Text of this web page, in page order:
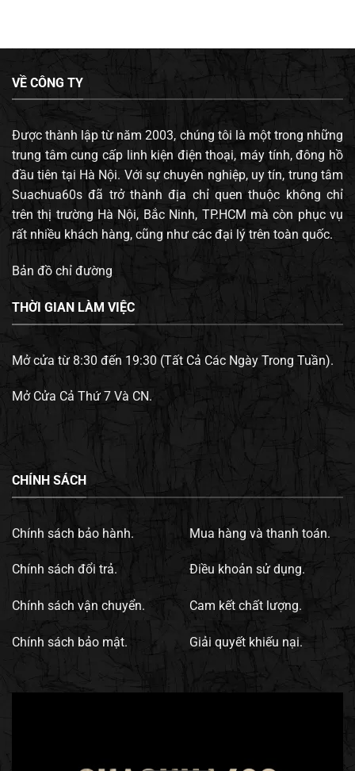
VỀ CÔNG TY
Được thành lập từ năm 2003, chúng tôi là một trong những
trung tâm cung cấp linh kiện điện thoại, máy tính, đông hồ
đầu tiên tại Hà Nội. Với sự chuyên nghiệp, uy tín, trung tâm
Suachua60s đã trở thành địa chỉ quen thuộc không chỉ
trên thị trường Hà Nội, Bắc Ninh, TP.HCM mà còn phục vụ
rất nhiều khách hàng, cũng như các đại lý trên toàn quốc.
Bản đồ chỉ đường
THỜI GIAN LÀM VIỆC
Mở cửa từ 8:30 đến 19:30 (Tất Cả Các Ngày Trong Tuần).
Mở Cửa Cả Thứ 7 Và CN.
CHÍNH SÁCH
Chính sách bảo hành.
Chính sách đổi trả.
Chính sách vận chuyển.
Chính sách bảo mật.
Mua hàng và thanh toán.
Điều khoản sử dụng.
Cam kết chất lượng.
Giải quyết khiếu nại.